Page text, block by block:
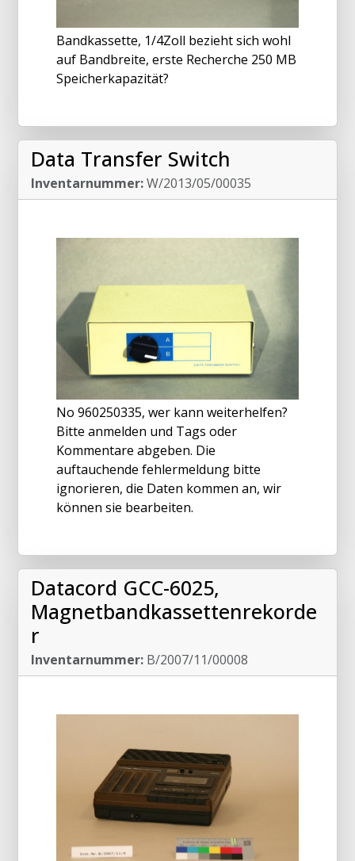
Bandkassette, 1/4Zoll bezieht sich wohl
auf Bandbreite, erste Recherche 250 MB
Speicherkapazität?
Data Transfer Switch
Inventarnummer:W/2013/05/00035
No 960250335, wer kann weiterhelfen?
Bitte anmelden und Tags oder
Kommentare abgeben. Die
auftauchende fehlermeldung bitte
ignorieren, die Daten kommen an, wir
können sie bearbeiten.
Datacord GCC-6025,
Magnetbandkassettenrekorde
r
Inventarnummer: B/2007/11/00008